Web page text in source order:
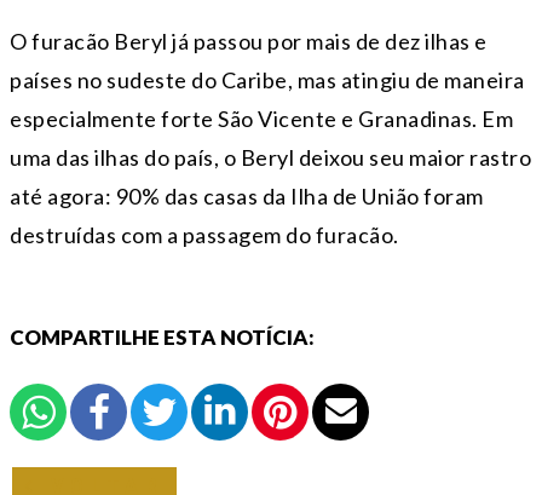
O furacão Beryl já passou por mais de dez ilhas e
países no sudeste do Caribe, mas atingiu de maneira
especialmente forte São Vicente e Granadinas. Em
uma das ilhas do país, o Beryl deixou seu maior rastro
até agora: 90% das casas da Ilha de União foram
destruídas com a passagem do furacão.
COMPARTILHE ESTA NOTÍCIA: